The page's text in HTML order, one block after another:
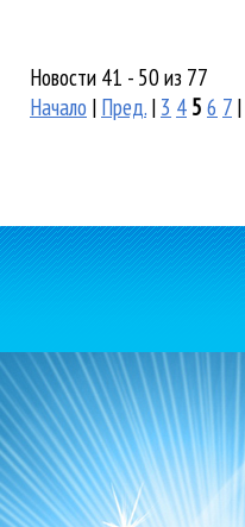
Новости 41 - 50 из 77
Начало | Пред. | 3 4 5 6 7 |